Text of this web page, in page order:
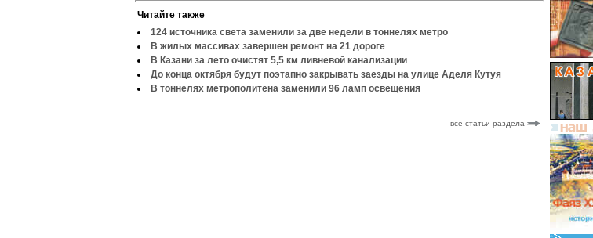
Читайте также
124 источника света заменили за две недели в тоннелях метро
В жилых массивах завершен ремонт на 21 дороге
В Казани за лето очистят 5,5 км ливневой канализации
До конца октября будут поэтапно закрывать заезды на улице Аделя Кутуя
В тоннелях метрополитена заменили 96 ламп освещения
все статьи раздела